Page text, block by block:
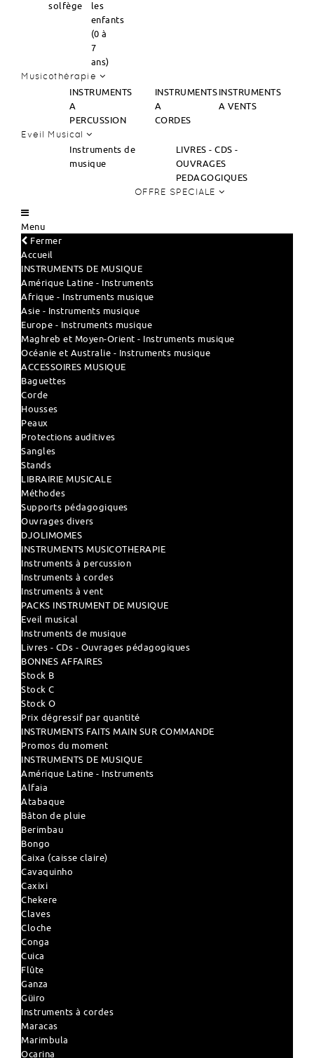
solfège
les
enfants
(0 à
7
ans)
Musicothérapie
INSTRUMENTS
A
PERCUSSION
INSTRUMENTS
A
CORDES
INSTRUMENTS
A VENTS
Eveil Musical
Instruments de
musique
LIVRES - CDS -
OUVRAGES
PEDAGOGIQUES
OFFRE SPECIALE
Menu
Fermer
Accueil
INSTRUMENTS DE MUSIQUE
Amérique Latine - Instruments
Afrique - Instruments musique
Asie - Instruments musique
Europe - Instruments musique
Maghreb et Moyen-Orient - Instruments musique
Océanie et Australie - Instruments musique
ACCESSOIRES MUSIQUE
Baguettes
Corde
Housses
Peaux
Protections auditives
Sangles
Stands
LIBRAIRIE MUSICALE
Méthodes
Supports pédagogiques
Ouvrages divers
DJOLIMOMES
INSTRUMENTS MUSICOTHERAPIE
Instruments à percussion
Instruments à cordes
Instruments à vent
PACKS INSTRUMENT DE MUSIQUE
Eveil musical
Instruments de musique
Livres - CDs - Ouvrages pédagogiques
BONNES AFFAIRES
Stock B
Stock C
Stock O
Prix dégressif par quantité
INSTRUMENTS FAITS MAIN SUR COMMANDE
Promos du moment
INSTRUMENTS DE MUSIQUE
Amérique Latine - Instruments
Alfaia
Atabaque
Bâton de pluie
Berimbau
Bongo
Caixa (caisse claire)
Cavaquinho
Caxixi
Chekere
Claves
Cloche
Conga
Cuica
Flûte
Ganza
Güiro
Instruments à cordes
Maracas
Marimbula
Ocarina